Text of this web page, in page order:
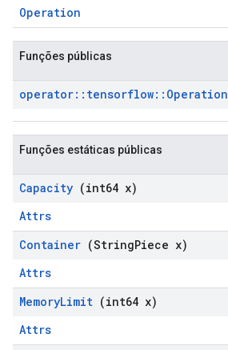
Operation
Funções públicas
operator:: tensorflow:: Operation
Funções estáticas públicas
Capacity (int64 x)
Attrs
Container (StringPiece x)
Attrs
MemoryLimit (int64 x)
Attrs